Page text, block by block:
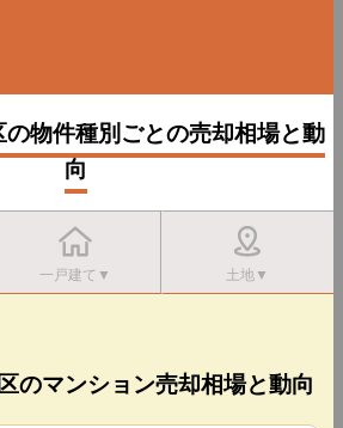
物件種別ごとの売却相場と動
向
一戸建て▼ 土地▼
のマンション売却相場と動向